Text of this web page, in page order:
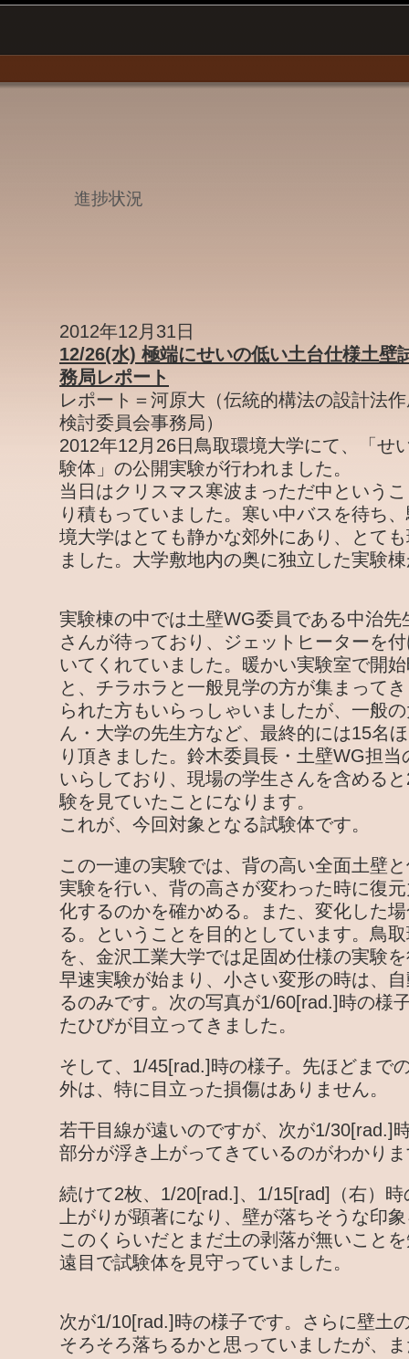
進捗状況
2012年12月31日
12/26(水) 極端にせいの低い土台仕様土壁
務局レポート
レポート＝河原大（伝統的構法の設計法
検討委員会事務局）
2012年12月26日鳥取環境大学にて、「せ
験体」の公開実験が行われました。
当日はクリスマス寒波まっただ中という
り積もっていました。寒い中バスを待ち
境大学はとても静かな郊外にあり、とて
ました。大学敷地内の奥に独立した実験
実験棟の中では土壁WG委員である中治
さんが待っており、ジェットヒーターを
いてくれていました。暖かい実験室で開
と、チラホラと一般見学の方が集まって
られた方もいらっしゃいましたが、一般
ん・大学の先生方など、最終的には15名
り頂きました。鈴木委員長・土壁WG担
いらしており、現場の学生さんを含める
験を見ていたことになります。
これが、今回対象となる試験体です。
この一連の実験では、背の高い全面土壁
実験を行い、背の高さが変わった時に復
化するのかを確かめる。また、変化した
る。ということを目的としています。鳥
を、金沢工業大学では足固め仕様の実験
早速実験が始まり、小さい変形の時は、
るのみです。次の写真が1/60[rad.]時の様
たひびが目立ってきました。
そして、1/45[rad.]時の様子。先ほどまで
外は、特に目立った損傷はありません。
若干目線が遠いのですが、次が1/30[rad.]
部分が浮き上がってきているのがわかり
続けて2枚、1/20[rad.]、1/15[rad]（右）
上がりが顕著になり、壁が落ちそうな印
このくらいだとまだ土の剥落が無いこと
遠目で試験体を見守っていました。
次が1/10[rad.]時の様子です。さらに壁土
そろそろ落ちるかと思っていましたが、